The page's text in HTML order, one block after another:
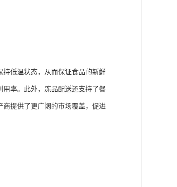
持低温状态，从而保证食品的新鲜
用率。此外，冻品配送还支持了餐
提供了更广阔的市场覆盖，促进